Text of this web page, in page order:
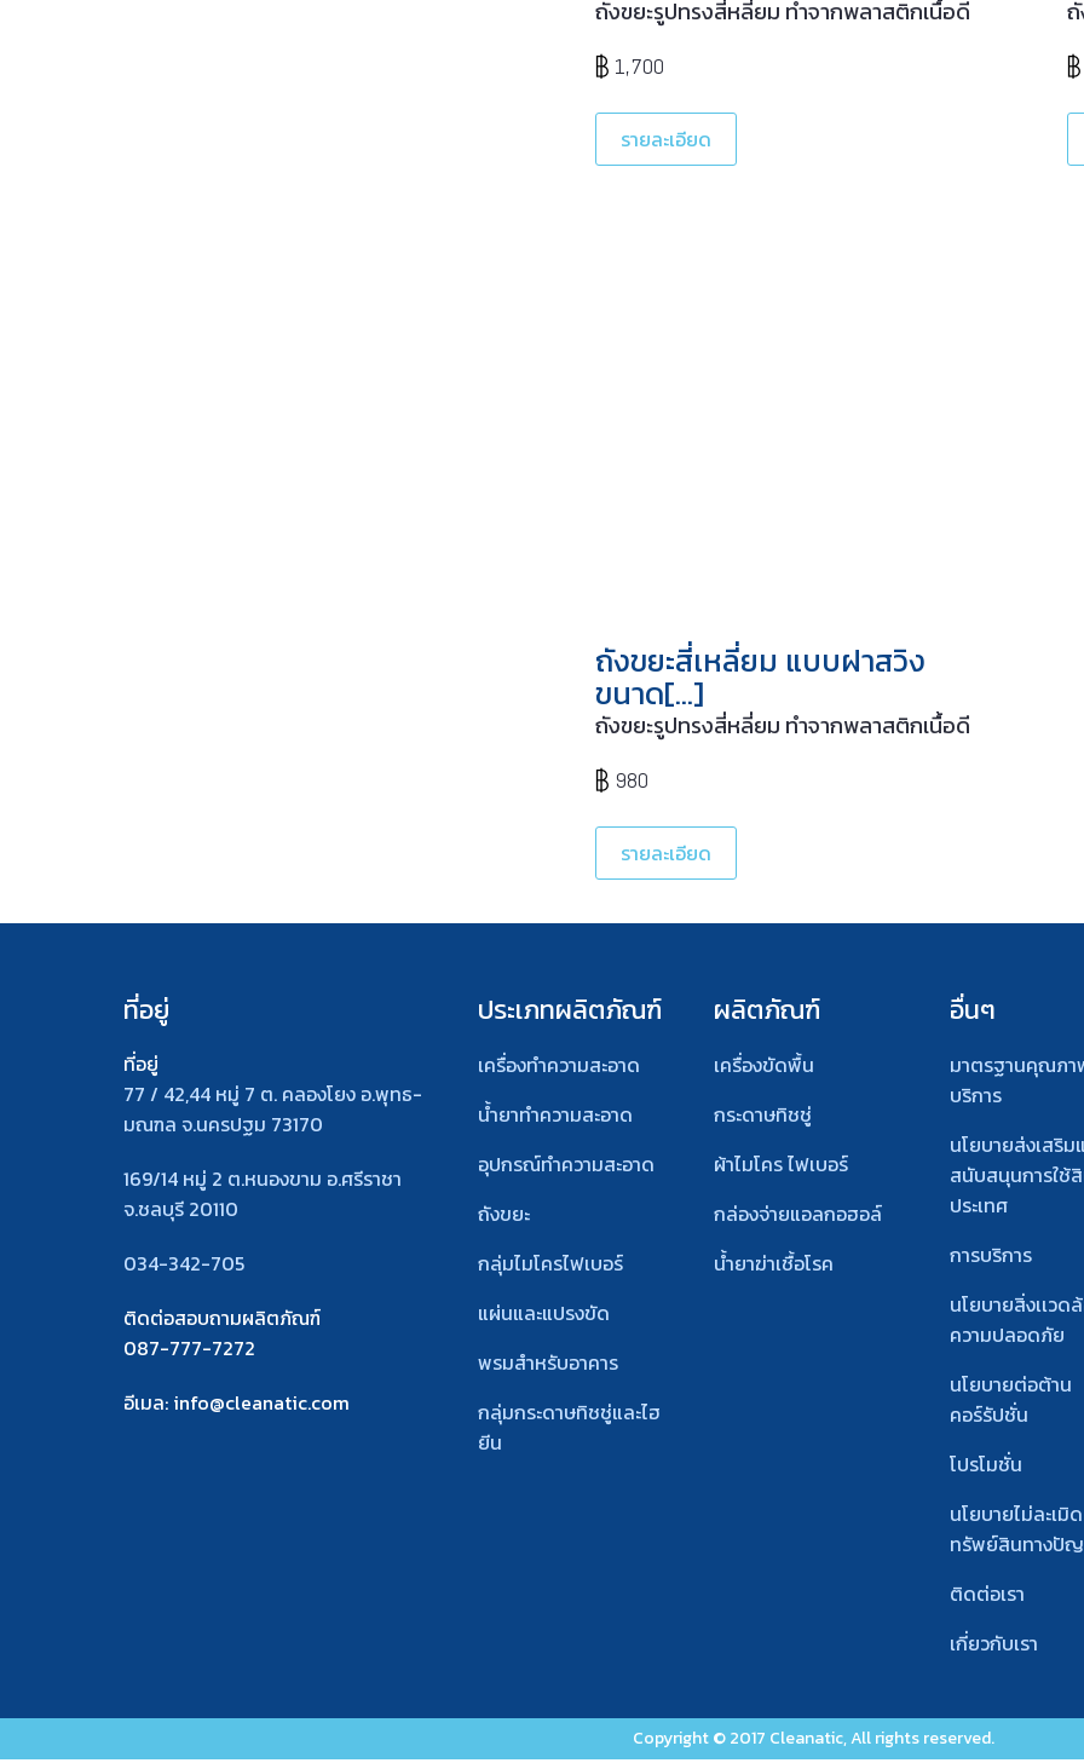
ถังขยะรูปทรงสี่หลี่ยม ทำจากพลาสติกเนื้อดี
1,700
รายละเอียด
ถังขยะสี่เหลี่ยม แบบฝาสวิง
ขนาด[…]
ถังขยะรูปทรงสี่หลี่ยม ทำจากพลาสติกเนื้อดี
980
รายละเอียด
ที่อยู่
ที่อยู่
77 / 42,44 หมู่ 7 ต. คลองโยง อ.พุทธ-
มณฑล จ.นครปฐม 73170
169/14 หมู่ 2 ต.หนองขาม อ.ศรีราชา
จ.ชลบุรี 20110
034-342-705
ติดต่อสอบถามผลิตภัณฑ์
087-777-7272
อีเมล: info@cleanatic.com
ประเภทผลิตภัณฑ์
เครื่องทำความสะอาด
น้ำยาทำความสะอาด
อุปกรณ์ทําความสะอาด
ถังขยะ
กลุ่มไมโครไฟเบอร์
แผ่นและแปรงขัด
พรมสําหรับอาคาร
กลุ่มกระดาษทิชชู่และไฮ
ยีน
ผลิตภัณฑ์
เครื่องขัดพื้น
กระดาษทิชชู่
ผ้าไมโคร ไฟเบอร์
กล่องจ่ายแอลกอฮอล์
น้ำยาฆ่าเชื้อโรค
อื่นๆ
มาตรฐานคุณภา
บริการ
นโยบายส่งเสริม
สนับสนุนการใช้
ประเทศ
การบริการ
นโยบายสิ่งเเวด
ความปลอดภัย
นโยบายต่อต้าน
คอร์รัปชั่น
โปรโมชั่น
นโยบายไม่ละเมิด
ทรัพย์สินทางปั
ติดต่อเรา
เกี่ยวกับเรา
Copyright © 2017 Cleanatic, All rights reserved.